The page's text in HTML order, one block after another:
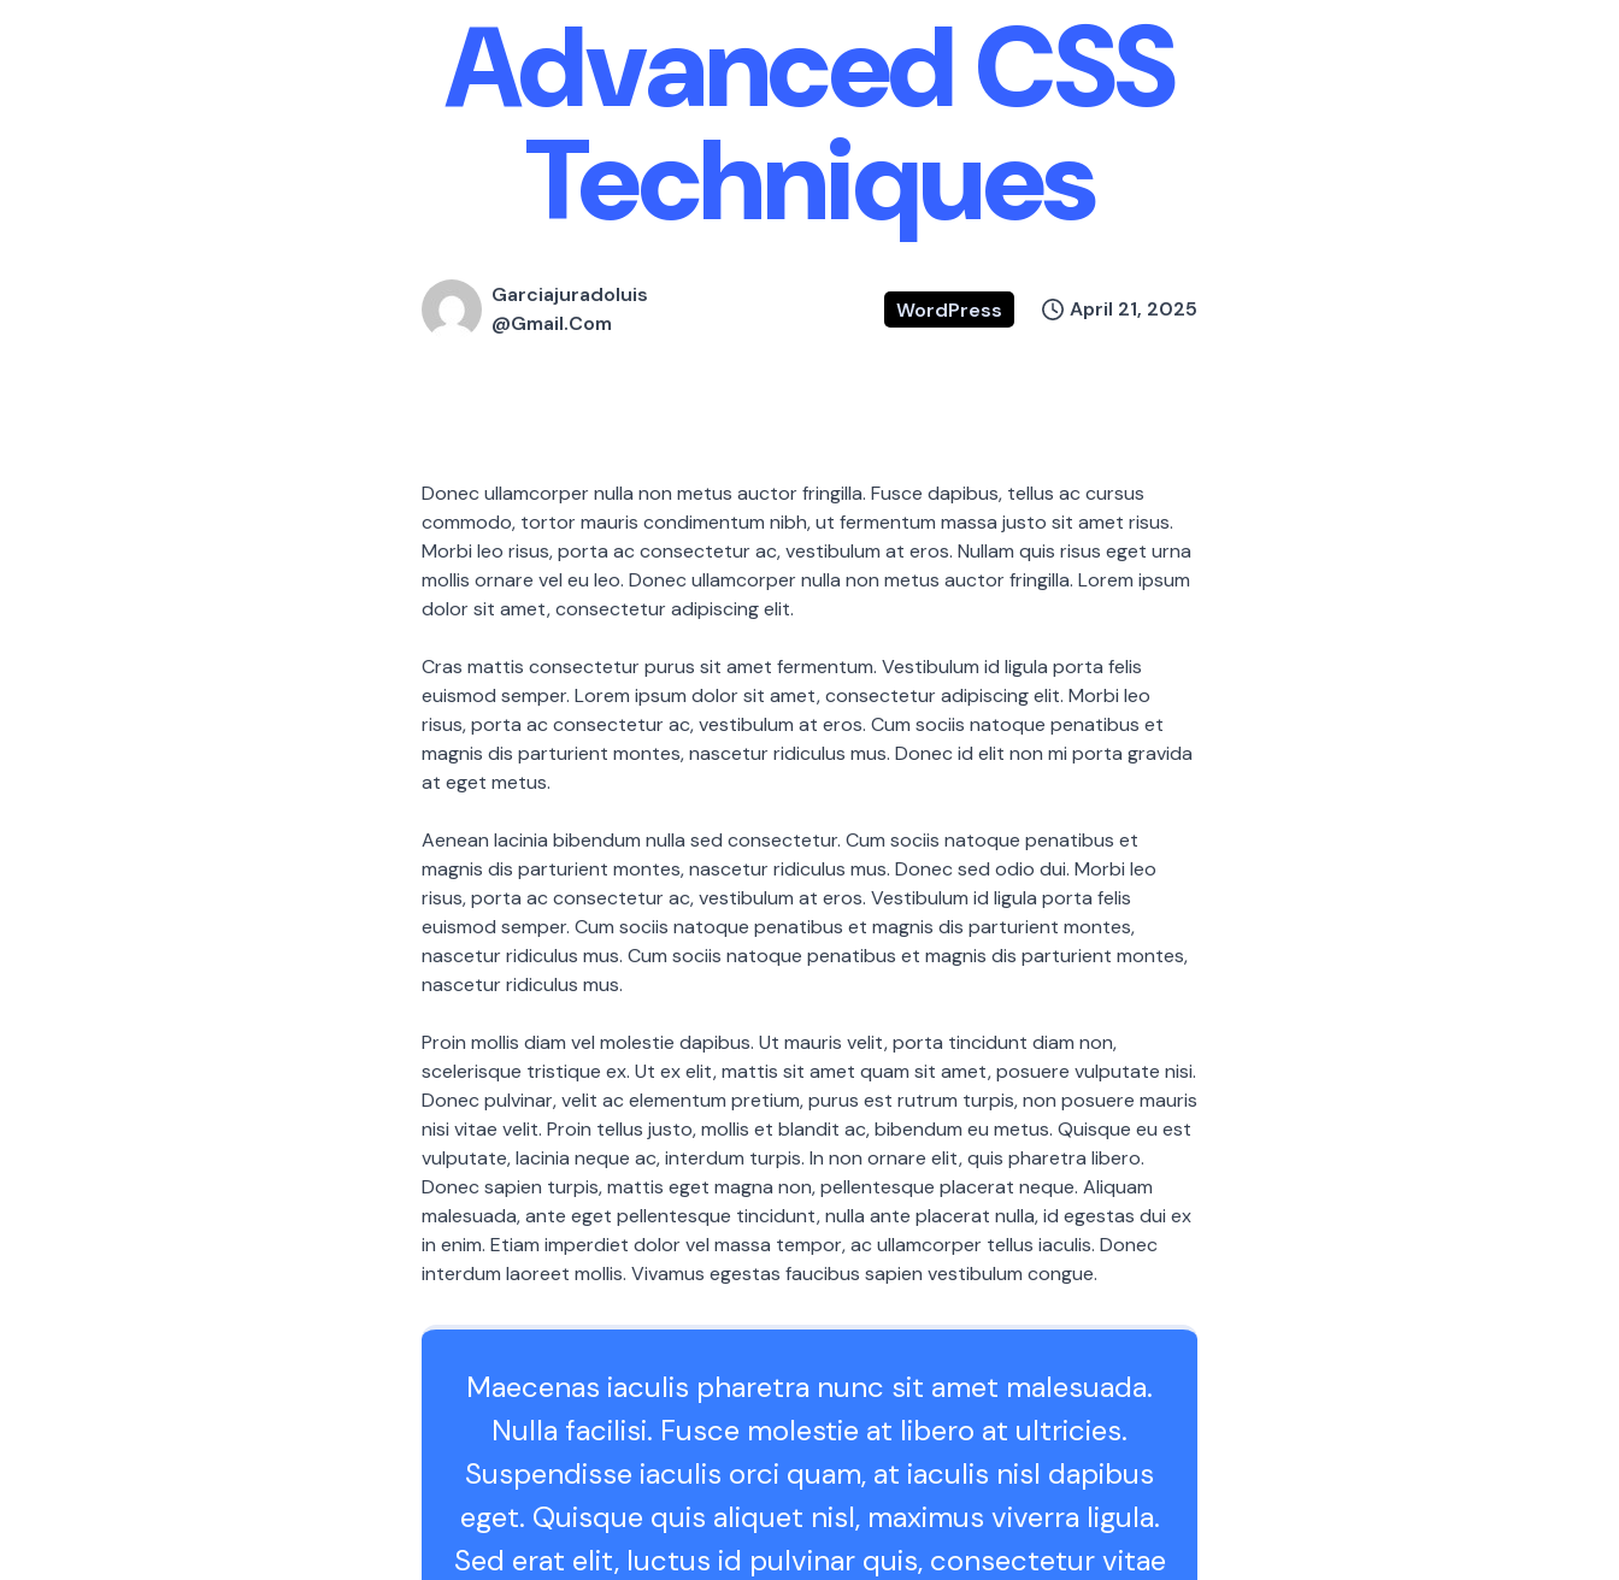
Advanced CSS
Techniques
Garciajuradoluis
@gmail.com
WordPress April 21, 2025
Donec ullamcorper nulla non metus auctor fringilla. Fusce dapibus, tellus ac cursus
commodo, tortor mauris condimentum nibh, ut fermentum massa justo sit amet risus.
Morbi leo risus, porta ac consectetur ac, vestibulum at eros. Nullam quis risus eget urna
mollis ornare vel eu leo. Donec ullamcorper nulla non metus auctor fringilla. Lorem ipsum
dolor sit amet, consectetur adipiscing elit.
Cras mattis consectetur purus sit amet fermentum. Vestibulum id ligula porta felis
euismod semper. Lorem ipsum dolor sit amet, consectetur adipiscing elit. Morbi leo
risus, porta ac consectetur ac, vestibulum at eros. Cum sociis natoque penatibus et
magnis dis parturient montes, nascetur ridiculus mus. Donec id elit non mi porta gravida
at eget metus.
Aenean lacinia bibendum nulla sed consectetur. Cum sociis natoque penatibus et
magnis dis parturient montes, nascetur ridiculus mus. Donec sed odio dui. Morbi leo
risus, porta ac consectetur ac, vestibulum at eros. Vestibulum id ligula porta felis
euismod semper. Cum sociis natoque penatibus et magnis dis parturient montes,
nascetur ridiculus mus. Cum sociis natoque penatibus et magnis dis parturient montes,
nascetur ridiculus mus.
Proin mollis diam vel molestie dapibus. Ut mauris velit, porta tincidunt diam non,
scelerisque tristique ex. Ut ex elit, mattis sit amet quam sit amet, posuere vulputate nisi.
Donec pulvinar, velit ac elementum pretium, purus est rutrum turpis, non posuere mauris
nisi vitae velit. Proin tellus justo, mollis et blandit ac, bibendum eu metus. Quisque eu est
vulputate, lacinia neque ac, interdum turpis. In non ornare elit, quis pharetra libero.
Donec sapien turpis, mattis eget magna non, pellentesque placerat neque. Aliquam
malesuada, ante eget pellentesque tincidunt, nulla ante placerat nulla, id egestas dui ex
in enim. Etiam imperdiet dolor vel massa tempor, ac ullamcorper tellus iaculis. Donec
interdum laoreet mollis. Vivamus egestas faucibus sapien vestibulum congue.
Maecenas iaculis pharetra nunc sit amet malesuada.
Nulla facilisi. Fusce molestie at libero at ultricies.
Suspendisse iaculis orci quam, at iaculis nisl dapibus
eget. Quisque quis aliquet nisl, maximus viverra ligula.
Sed erat elit, luctus id pulvinar quis, consectetur vitae